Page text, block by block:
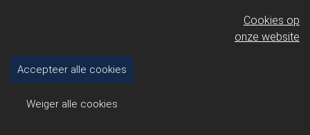
en dit maakt het voor jou mogelijk om informatie te delen via
Cookies op
onze website
Accepteer alle cookies
Weiger alle cookies